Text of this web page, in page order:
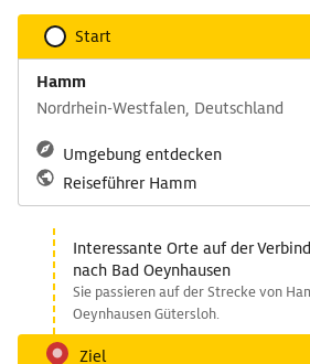
Start
Hamm
Nordrhein-Westfalen, Deutschland
Umgebung entdecken
Reiseführer Hamm
Interessante Orte auf der
nach Bad Oeynhausen
Sie passieren auf der Strecke von
Oeynhausen Gütersloh.
Ziel